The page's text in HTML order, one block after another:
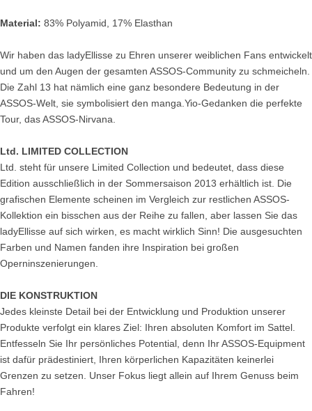
Material: 83% Polyamid, 17% Elasthan
Wir haben das ladyEllisse zu Ehren unserer weiblichen Fans entwickelt
und um den Augen der gesamten ASSOS-Community zu schmeicheln.
Die Zahl 13 hat nämlich eine ganz besondere Bedeutung in der
ASSOS-Welt, sie symbolisiert den manga.Yio-Gedanken die perfekte
Tour, das ASSOS-Nirvana.
Ltd. LIMITED COLLECTION
Ltd. steht für unsere Limited Collection und bedeutet, dass diese
Edition ausschließlich in der Sommersaison 2013 erhältlich ist. Die
grafischen Elemente scheinen im Vergleich zur restlichen ASSOS-
Kollektion ein bisschen aus der Reihe zu fallen, aber lassen Sie das
ladyEllisse auf sich wirken, es macht wirklich Sinn! Die ausgesuchten
Farben und Namen fanden ihre Inspiration bei großen
Operninszenierungen.
DIE KONSTRUKTION
Jedes kleinste Detail bei der Entwicklung und Produktion unserer
Produkte verfolgt ein klares Ziel: Ihren absoluten Komfort im Sattel.
Entfesseln Sie Ihr persönliches Potential, denn Ihr ASSOS-Equipment
ist dafür prädestiniert, Ihren körperlichen Kapazitäten keinerlei
Grenzen zu setzen. Unser Fokus liegt allein auf Ihrem Genuss beim
Fahren!